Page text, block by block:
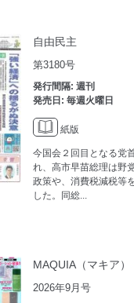
自由民主
第3180号
発行間隔: 週刊
発売日: 毎週火曜日
紙版
今国会２回目となる党
れ、高市早苗総理は野
政策や、消費税減税等
した。同総...
MAQUIA（マキア）
2026年9月号